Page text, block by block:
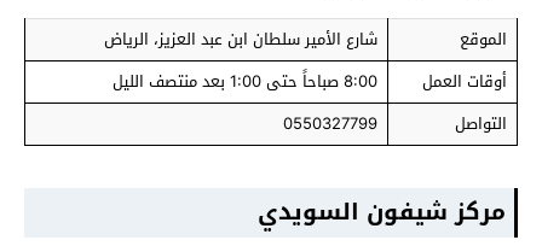
الموقع
شارع الأمير سلطان ابن عبد العزيز، الرياض
أوقات العمل
8:00 صباحاً حتى 1:00 بعد منتصف الليل
التواصل
0550327799
مركز شيفون السويدي